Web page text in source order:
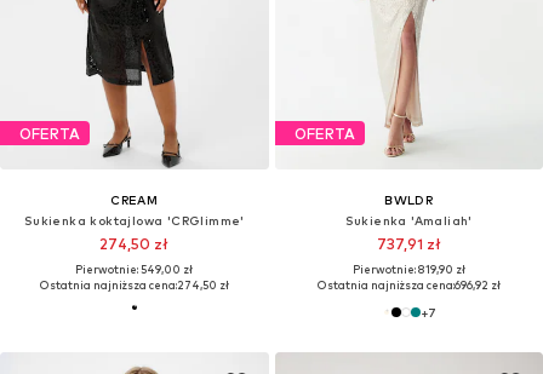
OFERTA
CREAM
Sukienka koktajlowa 'CRGlimme'
274,50 zł
Pierwotnie: 549,00 zł
Ostatnia najniższa cena:274,50 zł
OFERTA
BWLDR
Sukienka 'Amaliah'
737,91 zł
Pierwotnie: 819,90 zł
Ostatnia najniższa cena:696,92 zł
+7